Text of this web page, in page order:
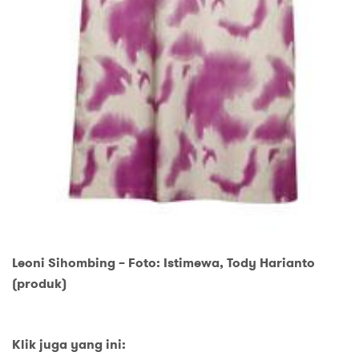
Leoni Sihombing – Foto: Istimewa, Tody Harianto
(produk)
Klik juga yang ini: